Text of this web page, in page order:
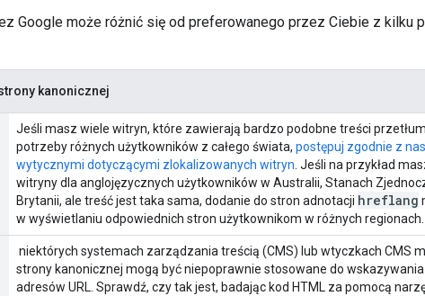
Google może różnić się od preferowanego przez Ciebie z kilku
kanonicznej
Jeśli masz wiele witryn, które zawierają bardzo podobne treści
potrzeby różnych użytkowników z całego świata, postępuj zgodnie z
wytycznymi dotyczącymi zlokalizowanych witryn . Jeśli na przykład
witryny dla anglojęzycznych użytkowników w Australii, Stanach
Brytanii, ale treść jest taka sama, dodanie do stron adnotacji hreflang
w wyświetlaniu odpowiednich stron użytkownikom w różnych regionach.
niektórych systemach zarządzania treścią (CMS) lub wtyczkach CMS
strony kanonicznej mogą być niepoprawnie stosowane do
adresów URL. Sprawdź, czy tak jest, badając kod HTML za pomocą